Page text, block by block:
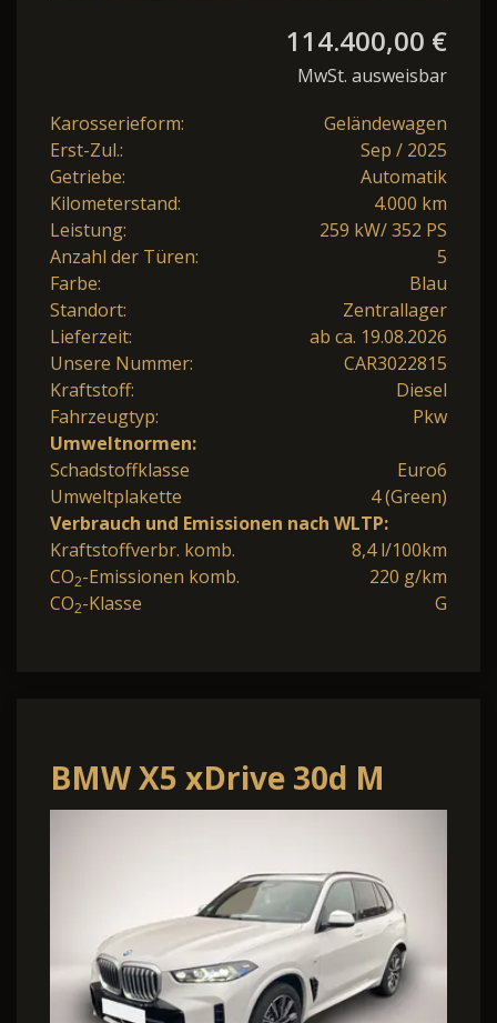
114.400,00 €
MwSt. ausweisbar
Karosserieform:
Geländewagen
Erst-Zul.:
Sep / 2025
Getriebe:
Automatik
Kilometerstand:
4.000 km
Leistung:
259 kW/ 352 PS
Anzahl der Türen:
5
Farbe:
Blau
Standort:
Zentrallager
Lieferzeit:
ab ca. 19.08.2026
Unsere Nummer:
CAR3022815
Kraftstoff:
Diesel
Fahrzeugtyp:
Pkw
Umweltnormen:
Schadstoffklasse
Euro6
Umweltplakette
4 (Green)
Verbrauch und Emissionen nach WLTP:
Kraftstoffverbr. komb.
8,4 l/100km
CO2-Emissionen komb.
220 g/km
CO2-Klasse G
BMW X5 xDrive 30d M
Sport*UPE
117.000¤*SkyLounge